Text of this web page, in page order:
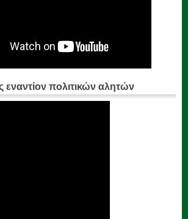
εναντίον πολιτικών αλητών